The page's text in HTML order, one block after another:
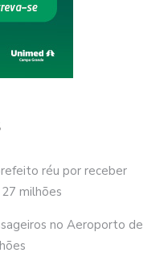
réu por receber
milhões
no Aeroporto de